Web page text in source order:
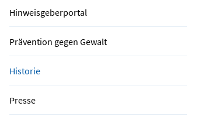
Hinweisgeberportal
Prävention gegen Gewalt
Historie
Presse